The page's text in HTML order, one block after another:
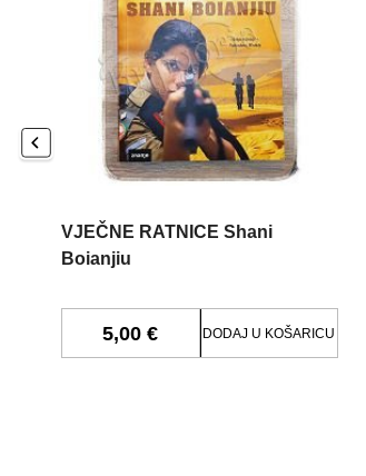
VJEČNE RATNICE Shani
Boianjiu
5,00 € DODAJ U KOŠARICU